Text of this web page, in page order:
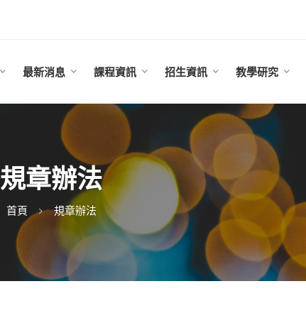
最新消息 課程資訊 招生資訊 教學研究
規章辦法
首頁 規章辦法